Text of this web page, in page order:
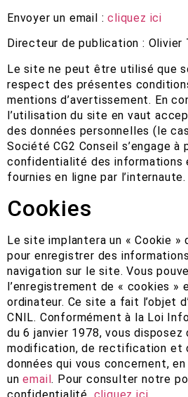
Envoyer un email :cliquez ici
Directeur de publication : Olivier
Le site ne peut être utilisé que
respect des présentes
mentions d’avertissement. En
l’utilisation du site en vaut
des données personnelles (le
Société CG2 Conseil s’engage à
confidentialité des informations
fournies en ligne par l’internaute.
Cookies
Le site implantera un « Cookie »
pour enregistrer des
navigation sur le site. Vous
l’enregistrement de « cookies »
ordinateur. Ce site a fait l’objet
CNIL. Conformément à la Loi
du 6 janvier 1978, vous disposez
modification, de rectification et
données qui vous concernent,
unemail. Pour consulter notre